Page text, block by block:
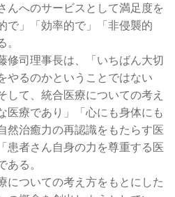
んへのサービスとして満足度を
で」「効率的で」「非侵襲的
修司理事長は、「いちばん大切
やるのかということではない
して、統合医療についての考え
医療であり」「心にも身体にも
然治癒力の再認識をもたらす医
患者さん自身の力を尊重する医
る。
についての考え方をもとにした